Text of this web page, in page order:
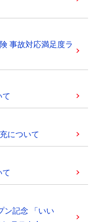
事故対応満足度ラ
について
ン記念 「いい